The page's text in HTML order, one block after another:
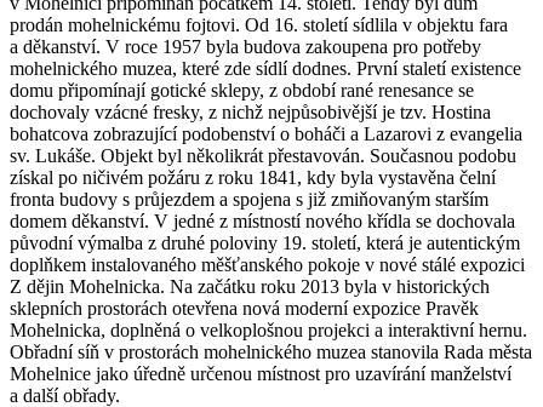
prodán mohelnickému fojtovi. Od 16. století sídlila v objektu fara
a děkanství. V roce 1957 byla budova zakoupena pro potřeby
mohelnického muzea, které zde sídlí dodnes. První staletí existence
domu připomínají gotické sklepy, z období rané renesance se
dochovaly vzácné fresky, z nichž nejpůsobivější je tzv. Hostina
bohatcova zobrazující podobenství o boháči a Lazarovi z evangelia
sv. Lukáše. Objekt byl několikrát přestavován. Současnou podobu
získal po ničivém požáru z roku 1841, kdy byla vystavěna čelní
fronta budovy s průjezdem a spojena s již zmiňovaným starším
domem děkanství. V jedné z místností nového křídla se dochovala
původní výmalba z druhé poloviny 19. století, která je autentickým
doplňkem instalovaného měšťanského pokoje v nové stálé expozici
Z dějin Mohelnicka. Na začátku roku 2013 byla v historických
sklepních prostorách otevřena nová moderní expozice Pravěk
Mohelnicka, doplněná o velkoplošnou projekci a interaktivní hernu.
Obřadní síň v prostorách mohelnického muzea stanovila Rada města
Mohelnice jako úředně určenou místnost pro uzavírání manželství
a další obřady.